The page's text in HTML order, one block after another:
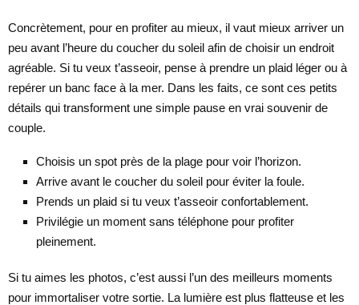
Concrètement, pour en profiter au mieux, il vaut mieux arriver un
peu avant l’heure du coucher du soleil afin de choisir un endroit
agréable. Si tu veux t’asseoir, pense à prendre un plaid léger ou à
repérer un banc face à la mer. Dans les faits, ce sont ces petits
détails qui transforment une simple pause en vrai souvenir de
couple.
Choisis un spot près de la plage pour voir l’horizon.
Arrive avant le coucher du soleil pour éviter la foule.
Prends un plaid si tu veux t’asseoir confortablement.
Privilégie un moment sans téléphone pour profiter
pleinement.
Si tu aimes les photos, c’est aussi l’un des meilleurs moments
pour immortaliser votre sortie. La lumière est plus flatteuse et les